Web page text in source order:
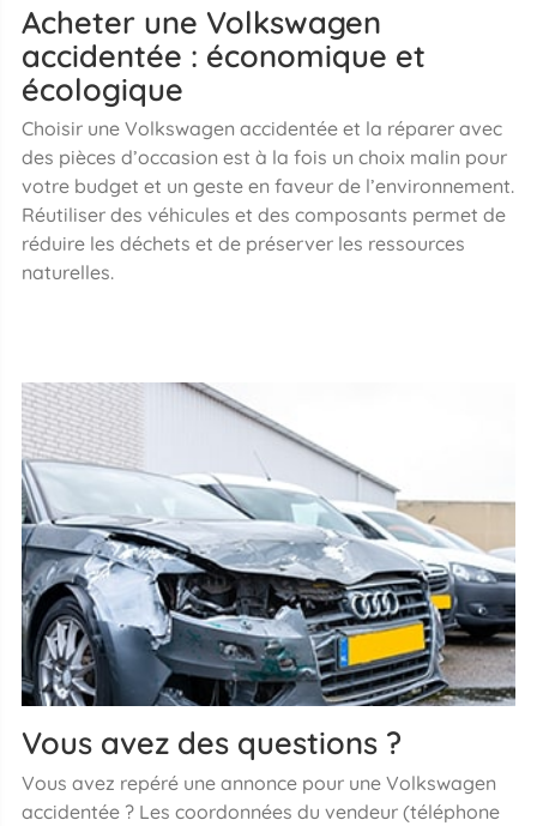
Acheter une Volkswagen
accidentée : économique et
écologique
Choisir une Volkswagen accidentée et la réparer avec
des pièces d’occasion est à la fois un choix malin pour
votre budget et un geste en faveur de l’environnement.
Réutiliser des véhicules et des composants permet de
réduire les déchets et de préserver les ressources
naturelles.
Vous avez des questions ?
Vous avez repéré une annonce pour une Volkswagen
accidentée ? Les coordonnées du vendeur (téléphone